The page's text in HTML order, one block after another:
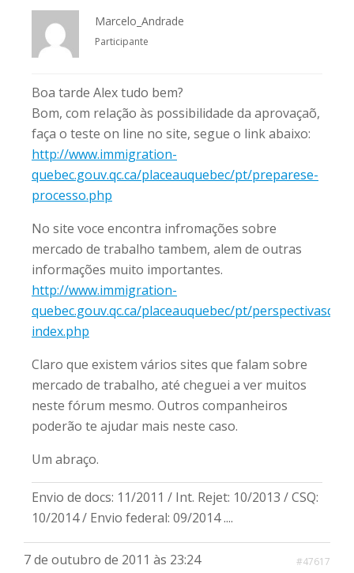
Marcelo_Andrade
Participante
Boa tarde Alex tudo bem?
Bom, com relação às possibilidade da aprovaçaõ,
faça o teste on line no site, segue o link abaixo:
http://www.immigration-
quebec.gouv.qc.ca/placeauquebec/pt/preparese-
processo.php
No site voce encontra infromações sobre
mercado de trabalho tambem, alem de outras
informações muito importantes.
http://www.immigration-
quebec.gouv.qc.ca/placeauquebec/pt/
index.php
Claro que existem vários sites que falam sobre
mercado de trabalho, até cheguei a ver muitos
neste fórum mesmo. Outros companheiros
poderão te ajudar mais neste caso.
Um abraço.
Envio de docs: 11/2011 / Int. Rejet: 10/2013 / CSQ:
10/2014 / Envio federal: 09/2014 ....
7 de outubro de 2011 às 23:24 #47617